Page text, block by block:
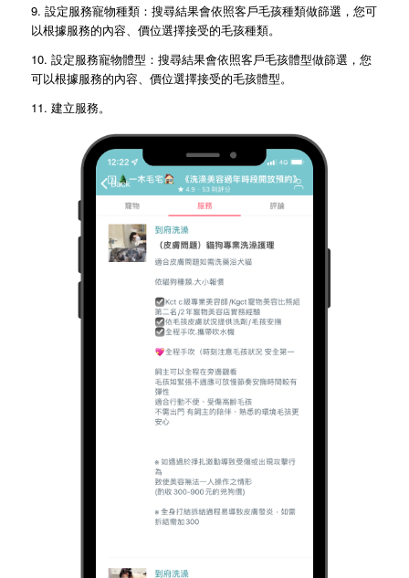
9. 設定服務寵物種類：搜尋結果會依照客戶毛孩種類做篩選，您可
以根據服務的內容、價位選擇接受的毛孩種類。
10. 設定服務寵物體型：搜尋結果會依照客戶毛孩體型做篩選，您
可以根據服務的內容、價位選擇接受的毛孩體型。
11. 建立服務。